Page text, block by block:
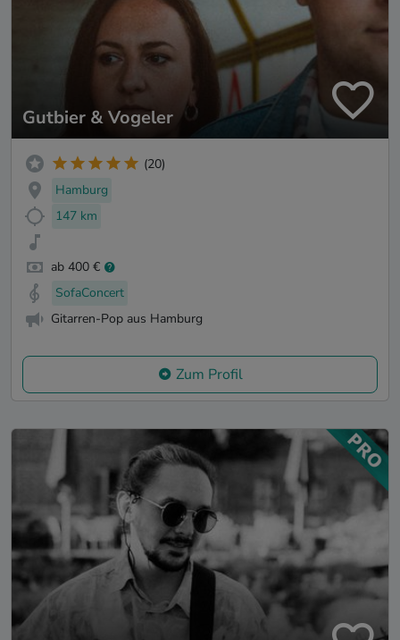
Gutbier & Vogeler
(20)
Hamburg
147 km
ab 400 €
SofaConcert
Gitarren-Pop aus Hamburg
Zum Profil